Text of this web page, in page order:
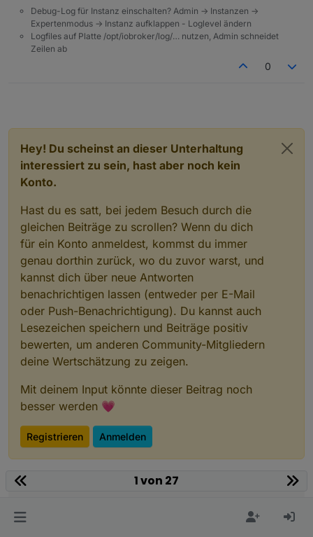
funktioniert die Verbindung wieder.
Woran kann das liegen?
Debug-Log für Instanz einschalten? Admin -> Instanzen ->
Expertenmodus -> Instanz aufklappen - Loglevel ändern
Logfiles auf Platte /opt/iobroker/log/… nutzen, Admin schneidet
Zeilen ab
0
Hey! Du scheinst an dieser Unterhaltung
interessiert zu sein, hast aber noch kein
Konto.
Hast du es satt, bei jedem Besuch durch die
gleichen Beiträge zu scrollen? Wenn du dich
für ein Konto anmeldest, kommst du immer
genau dorthin zurück, wo du zuvor warst, und
kannst dich über neue Antworten
benachrichtigen lassen (entweder per E-Mail
oder Push-Benachrichtigung). Du kannst auch
Lesezeichen speichern und Beiträge positiv
bewerten, um anderen Community-Mitgliedern
deine Wertschätzung zu zeigen.
Mit deinem Input könnte dieser Beitrag noch
besser werden 💗
Registrieren Anmelden
1 von 27